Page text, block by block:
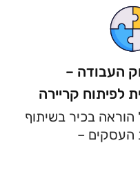
העבודה –
לפיתוח קריירה
בכיר בשיתוף
העסקים –